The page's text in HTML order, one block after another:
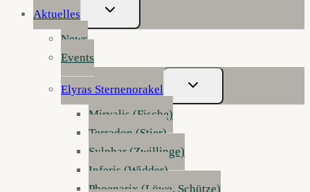
Aktuelles
Untermenü
Umschalten
News
Events
Elyras Sternenorakel
Untermenü
Umschalten
Mirvalis (Fische)
Terradon (Stier)
Sylphar (Zwillinge)
Inferis (Widder)
Phoenarix (Löwe, Schütze)